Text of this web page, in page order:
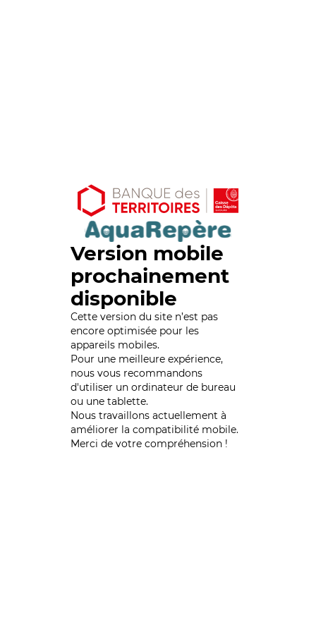
Version mobile
prochainement
disponible
Cette version du site n’est pas
encore optimisée pour les
appareils mobiles.
Pour une meilleure expérience,
nous vous recommandons
d'utiliser un ordinateur de bureau
ou une tablette.
Nous travaillons actuellement à
améliorer la compatibilité mobile.
Merci de votre compréhension !